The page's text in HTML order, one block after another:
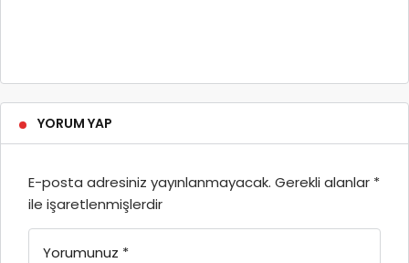
YORUM YAP
E-posta adresiniz yayınlanmayacak. Gerekli alanlar *
ile işaretlenmişlerdir
Yorumunuz *